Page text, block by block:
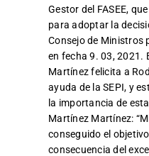
Gestor del FASEE,
para adoptar la
Consejo de Ministros
en fecha 9. 03, 2021.
Martínez felicita a
ayuda de la SEPI, y
la importancia de
Martínez Martínez:
conseguido el
consecuencia del